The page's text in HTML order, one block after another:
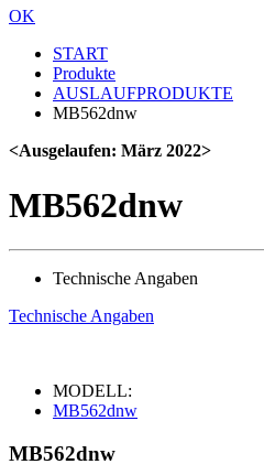
OK
START
Produkte
AUSLAUFPRODUKTE
MB562dnw
<Ausgelaufen: März 2022>
MB562dnw
Technische Angaben
Technische Angaben
MODELL:
MB562dnw
MB562dnw